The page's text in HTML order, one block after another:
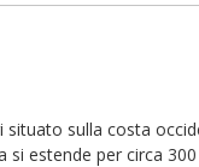
sulla costa
estende per circa